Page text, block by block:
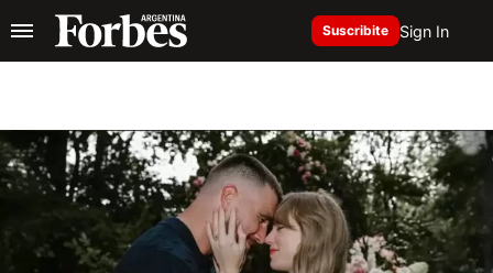
Suscribite Sign In